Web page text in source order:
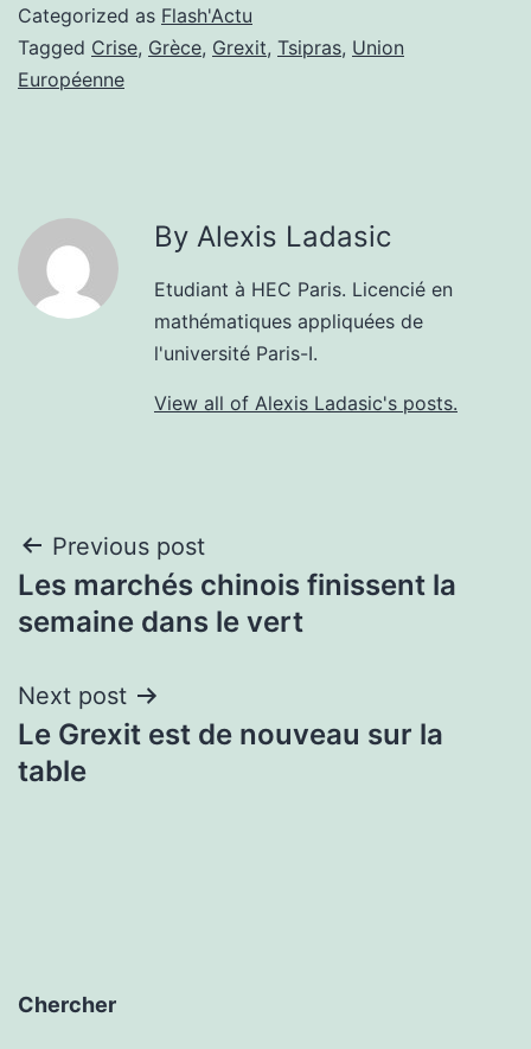
Categorized as Flash'Actu
Tagged Crise, Grèce, Grexit, Tsipras, Union
Européenne
By Alexis Ladasic
Etudiant à HEC Paris. Licencié en
mathématiques appliquées de
l'université Paris-I.
View all of Alexis Ladasic's posts.
Post
navigation
Previous post
Les marchés chinois finissent la
semaine dans le vert
Next post
Le Grexit est de nouveau sur la
table
Chercher